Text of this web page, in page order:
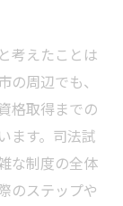
考えたことは
周辺でも、
格取得までの
ます。司法試
な制度の全体
のステップや